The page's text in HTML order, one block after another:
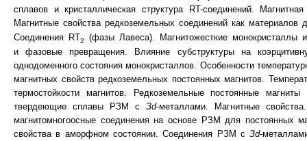
сплавов и кристаллическая структура RT-соединений.
Магнитные свойства редкоземельных соединений как материалов
Соединения RT2
(фазы Лавеса). Магнитожесткие монокристаллы
и фазовые превращения. Влияние субструктуры на
однодоменного состояния монокристаллов. Особенности
магнитных свойств редкоземельных постоянных магнитов.
термостойкости магнитов. Редкоземельные постоянные
твердеющие сплавы РЗМ с Зd-металлами. Магнитные
магнитомногоосные соединения на основе РЗМ для постоянных
свойства в аморфном состоянии. Соединения РЗМ сЗd-